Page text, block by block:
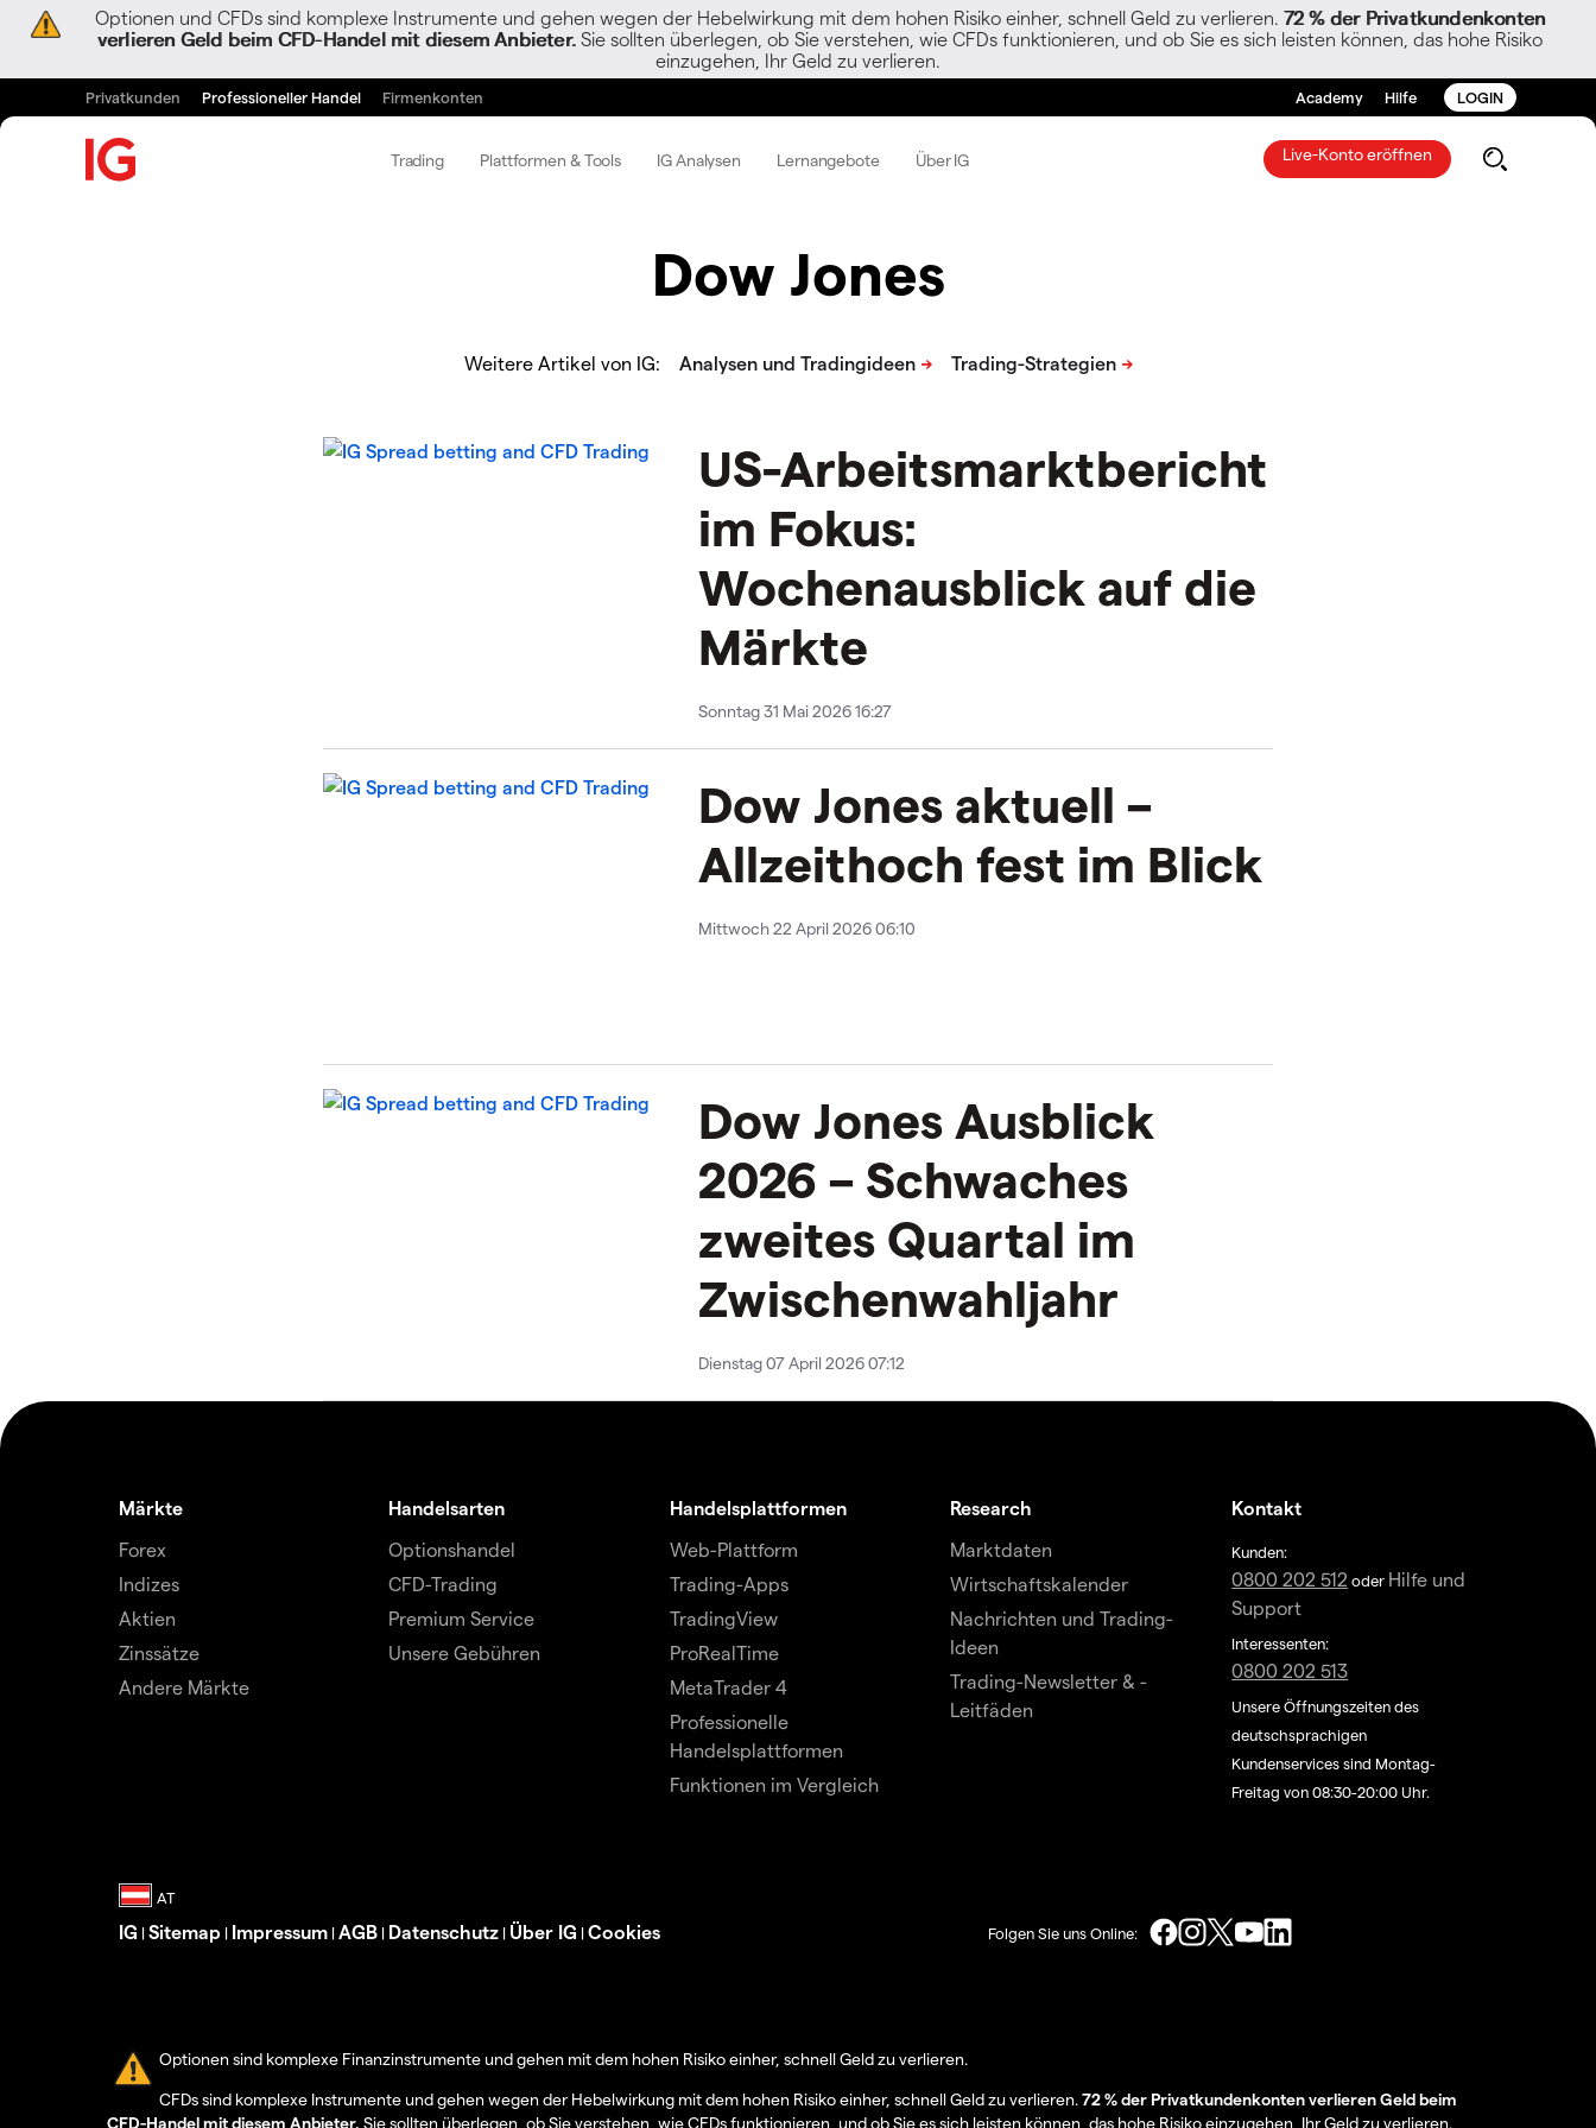
Optionen und CFDs sind komplexe Instrumente und gehen wegen der Hebelwirkung mit dem hohen Risiko einher, schnell Geld zu verlieren. 72 % der Privatkundenkonten
verlieren Geld beim CFD-Handel mit diesem Anbieter. Sie sollten überlegen, ob Sie verstehen, wie CFDs funktionieren, und ob Sie es sich leisten können, das hohe Risiko
einzugehen, Ihr Geld zu verlieren.
Privatkunden Professioneller Handel Firmenkonten Academy Hilfe LOGIN
Trading Plattformen & Tools IG Analysen Lernangebote Über IG Live-Konto eröffnen
Dow Jones
Weitere Artikel von IG:
US-Arbeitsmarktbericht
im Fokus:
Wochenausblick auf die
Märkte
Sonntag 31 Mai 2026 16:27
Dow Jones aktuell –
Allzeithoch fest im Blick
Mittwoch 22 April 2026 06:10
Dow Jones Ausblick
2026 – Schwaches
zweites Quartal im
Zwischenwahljahr
Dienstag 07 April 2026 07:12
Märkte
Forex
Indizes
Aktien
Zinssätze
Andere Märkte
Handelsarten
Optionshandel
CFD-Trading
Premium Service
Unsere Gebühren
Handelsplattformen
Web-Plattform
Trading-Apps
TradingView
ProRealTime
MetaTrader 4
Professionelle
Handelsplattformen
Funktionen im Vergleich
Research
Marktdaten
Wirtschaftskalender
Nachrichten und Trading-
Ideen
Trading-Newsletter & -
Leitfäden
Kontakt
Kunden:
0800 202 512 oder Hilfe und
Support
Interessenten:
0800 202 513
Unsere Öffnungszeiten des
deutschsprachigen
Kundenservices sind Montag-
Freitag von 08:30-20:00 Uhr.
IG | Sitemap | Impressum | AGB | Datenschutz | Über IG | Cookies Folgen Sie uns Online:
Optionen sind komplexe Finanzinstrumente und gehen mit dem hohen Risiko einher, schnell Geld zu verlieren.
CFDs sind komplexe Instrumente und gehen wegen der Hebelwirkung mit dem hohen Risiko einher, schnell Geld zu verlieren.72 % der Privatkundenkonten verlieren Geld beim
CFD-Handel mit diesem Anbieter. Sie sollten überlegen, ob Sie verstehen, wie CFDs funktionieren, und ob Sie es sich leisten können, das hohe Risiko einzugehen, Ihr Geld zu verlieren.